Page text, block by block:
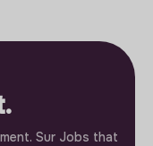
Sur Jobs that